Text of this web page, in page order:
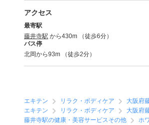
アクセス
最寄駅
藤井寺駅 から430m （徒歩6分）
バス停
北岡から93m （徒歩2分）
エキテン リラク・ボディケア 大阪府
エキテン
リラク・ボディケア
大阪府
藤井寺駅の健康・美容サービスその他
ホ